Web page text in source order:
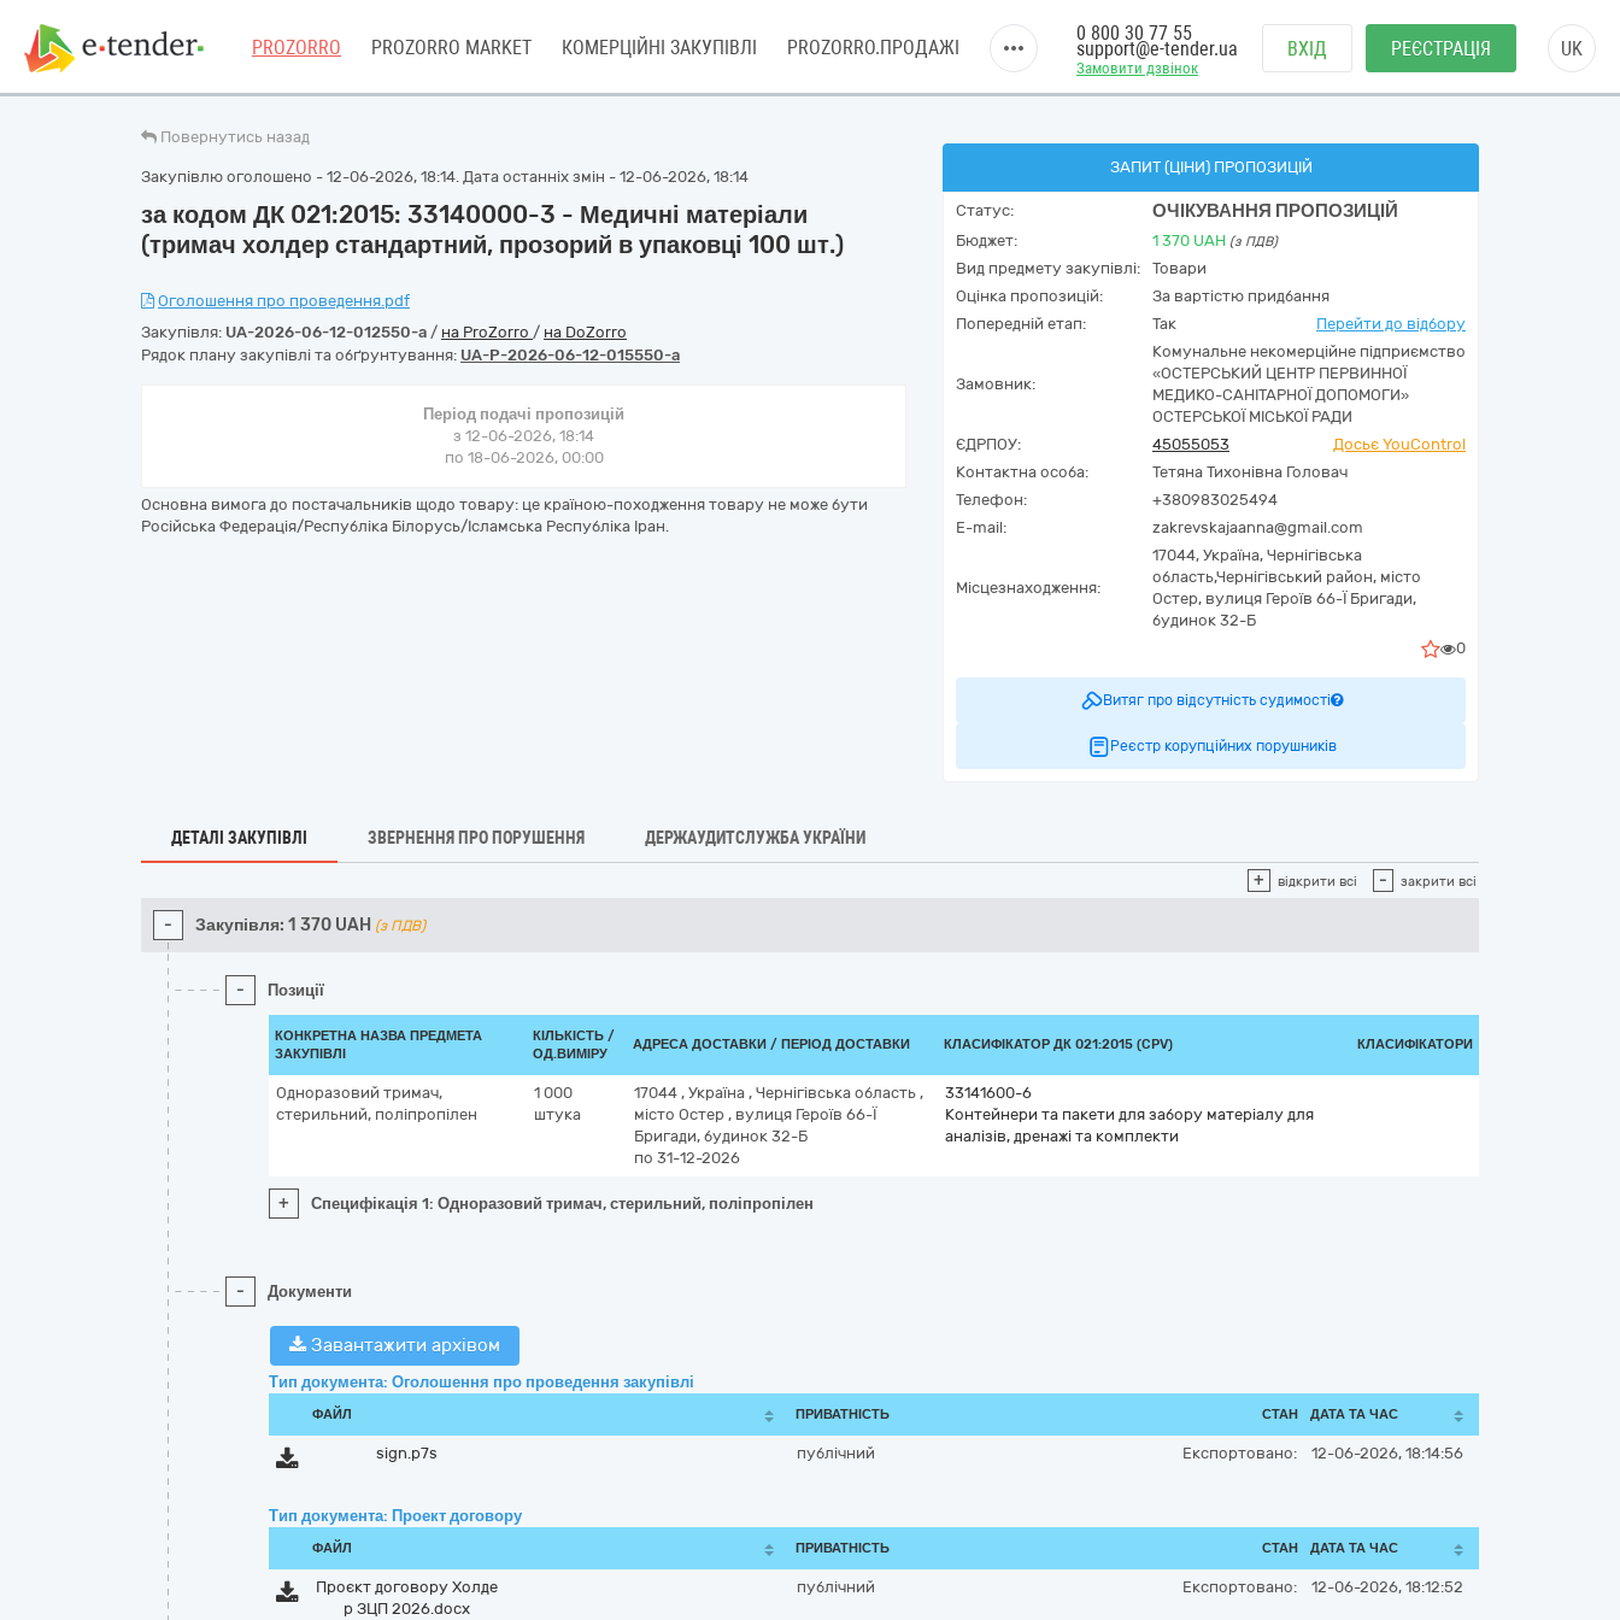
PROZORRO PROZORRO MARKET КОМЕРЦІЙНІ ЗАКУПІВЛІ PROZORRO.ПРОДАЖІ
Замовити дзвінок
0 800 30 77 55
support@e-tender.ua ВХІД РЕЄСТРАЦІЯ UK
Повернутись назад
Закупівлю оголошено - 12-06-2026, 18:14. Дата останніх змін - 12-06-2026, 18:14
за кодом ДК 021:2015: 33140000-3 - Медичні матеріали
(тримач холдер стандартний, прозорий в упаковці 100 шт.)
Оголошення про проведення.pdf
Закупівля: UA-2026-06-12-012550-a / на ProZorro / на DoZorro
Рядок плану закупівлі та обґрунтування: UA-P-2026-06-12-015550-a
Період подачі пропозицій
з 12-06-2026, 18:14
по 18-06-2026, 00:00
Основна вимога до постачальників щодо товару: це країною-походження товару не може бути
Російська Федерація/Республіка Білорусь/Ісламська Республіка Іран.
ЗАПИТ (ЦІНИ) ПРОПОЗИЦІЙ
Статус: ОЧІКУВАННЯ ПРОПОЗИЦІЙ
Бюджет: 1 370 UAH (з ПДВ)
Вид предмету закупівлі:
Товари
Оцінка пропозицій:
За вартістю придбання
Попередній етап:
Так Перейти до відбору
Замовник:
Комунальне некомерційне підприємство
«ОСТЕРСЬКИЙ ЦЕНТР ПЕРВИННОЇ
МЕДИКО-САНІТАРНОЇ ДОПОМОГИ»
ОСТЕРСЬКОЇ МІСЬКОЇ РАДИ
ЄДРПОУ:
45055053
Досьє YouControl
Контактна особа:
Тетяна Тихонівна Головач
Телефон:
+380983025494
E-mail:
zakrevskajaanna@gmail.com
Місцезнаходження:
17044, Україна, Чернігівська
область,Чернігівський район, місто
Остер, вулиця Героїв 66-Ї Бригади,
будинок 32-Б
0
Витяг про відсутність судимості
Реєстр корупційних порушників
ДЕТАЛІ ЗАКУПІВЛІ ЗВЕРНЕННЯ ПРО ПОРУШЕННЯ ДЕРЖАУДИТСЛУЖБА УКРАЇНИ
+ відкрити всі - закрити всі
- Закупівля: 1 370 UAH (з ПДВ)
- Позиції
КОНКРЕТНА НАЗВА ПРЕДМЕТА
ЗАКУПІВЛІ
КІЛЬКІСТЬ /
ОД.ВИМІРУ
АДРЕСА ДОСТАВКИ / ПЕРІОД ДОСТАВКИ КЛАСИФІКАТОР ДК 021:2015 (CPV) КЛАСИФІКАТОРИ
Одноразовий тримач,
стерильний, поліпропілен
1 000
штука
17044 , Україна , Чернігівська область ,
місто Остер , вулиця Героїв 66-Ї
Бригади, будинок 32-Б
по 31-12-2026
33141600-6
Контейнери та пакети для забору матеріалу для
аналізів, дренажі та комплекти
+ Специфікація 1: Одноразовий тримач, стерильний, поліпропілен
- Документи
Завантажити архівом
Тип документа: Оголошення про проведення закупівлі
ФАЙЛ ПРИВАТНІСТЬ СТАН ДАТА ТА ЧАС
sign.p7s публічний Експортовано: 12-06-2026, 18:14:56
Тип документа: Проект договору
ФАЙЛ ПРИВАТНІСТЬ СТАН ДАТА ТА ЧАС
Проєкт договору Холде
р ЗЦП 2026.docx
публічний Експортовано: 12-06-2026, 18:12:52